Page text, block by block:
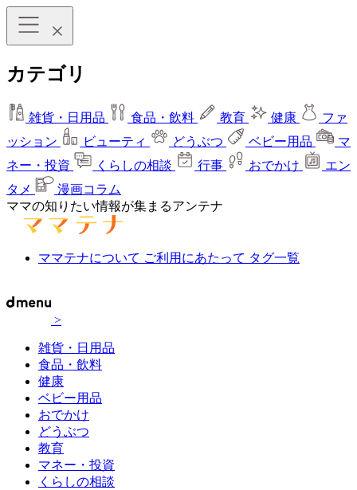
カテゴリ
雑貨・日用品 食品・飲料 教育 健康
ファ
ッション
ビューティ どうぶつ ベビー用品
マ
ネー・投資
くらしの相談 行事 おでかけ
エン
タメ
漫画コラム
ママの知りたい情報が集まるアンテナ
ママテナについて ご利用にあたって タグ一覧
>
雑貨・日用品
食品・飲料
健康
ベビー用品
おでかけ
どうぶつ
教育
マネー・投資
くらしの相談